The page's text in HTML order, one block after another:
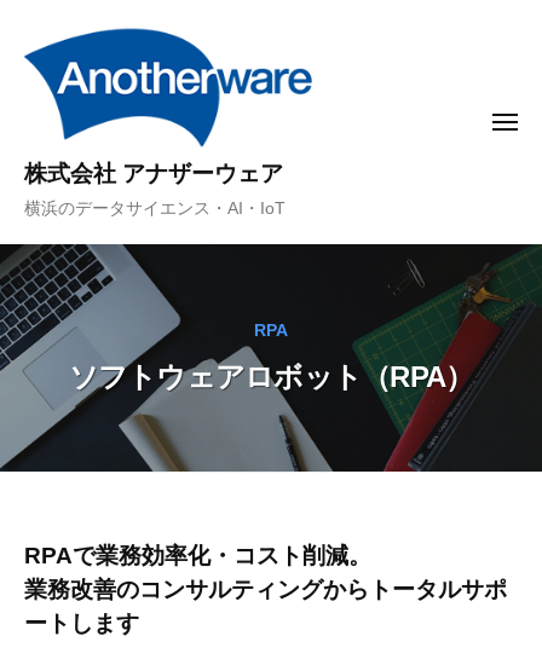
キ
ッ
プ
株式会社 アナザーウェア
横浜のデータサイエンス・AI・IoT
メ
RPA
ソフトウェアロボット（RPA）
ソ
フ
RPAで業務効率化・コスト削減。
業務改善のコンサルティングからトータルサポ
ートします